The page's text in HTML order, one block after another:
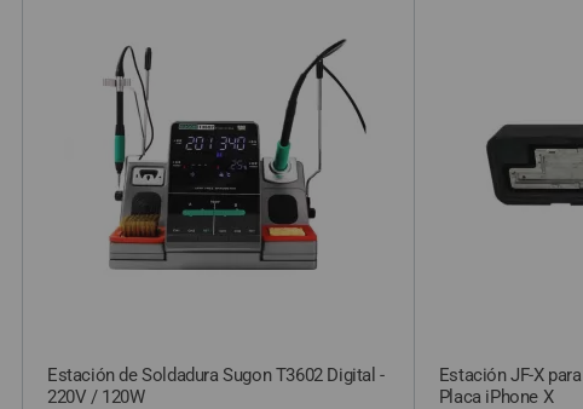
Estación de Soldadura Sugon T3602 Digital -
220V / 120W
Estación JF-X
Placa iPhone X